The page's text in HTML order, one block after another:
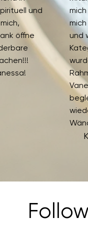
und
öffne
und